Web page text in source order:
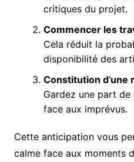
critiques du projet.
Commencer les
Cela réduit la
disponibilité des
Constitution d’une
Gardez une part
face aux imprévus.
Cette anticipation vous
calme face aux moments